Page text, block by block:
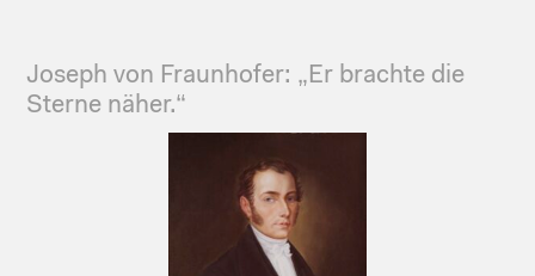
Joseph von Fraunhofer: „Er brachte die
Sterne näher.“